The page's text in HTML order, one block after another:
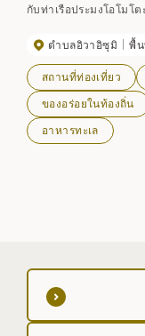
กับท่าเรือประมงโอโมโ
รวมถึงเมนูอาหารที่ใช้วั
ตำบลอิวาอิซุมิ พื้น
สถานที่ท่องเที่ยว
ของอร่อยในท้องถิ่น
อาหารทะเล